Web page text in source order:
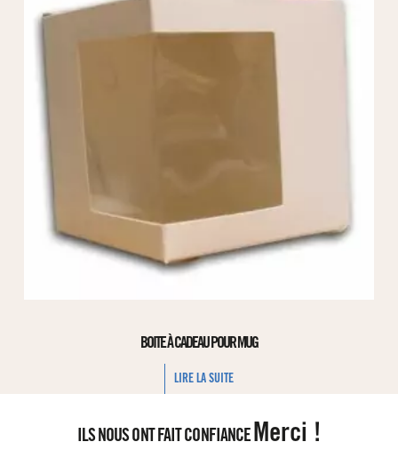
BOITE À CADEAU POUR MUG
LIRE LA SUITE
ILS NOUS ONT FAIT CONFIANCE Merci !